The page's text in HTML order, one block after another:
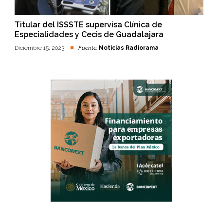
Titular del ISSSTE supervisa Clínica de
Especialidades y Cecis de Guadalajara
Diciembre 15, 2023 Fuente: Noticias Radiorama